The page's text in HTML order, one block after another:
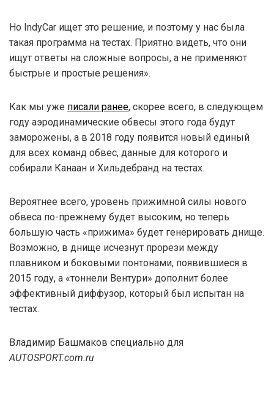
Но IndyCar ищет это решение, и поэтому у нас была
такая программа на тестах. Приятно видеть, что они
ищут ответы на сложные вопросы, а не применяют
быстрые и простые решения».
Как мы уже писали ранее, скорее всего, в следующем
году аэродинамические обвесы этого года будут
заморожены, а в 2018 году появится новый единый
для всех команд обвес, данные для которого и
собирали Канаан и Хильдебранд на тестах.
Вероятнее всего, уровень прижимной силы нового
обвеса по-прежнему будет высоким, но теперь
большую часть «прижима» будет генерировать днище.
Возможно, в днище исчезнут прорези между
плавником и боковыми понтонами, появившиеся в
2015 году, а «тоннели Вентури» дополнит более
эффективный диффузор, который был испытан на
тестах.
Владимир Башмаков специально для
AUTOSPORT.com.ru